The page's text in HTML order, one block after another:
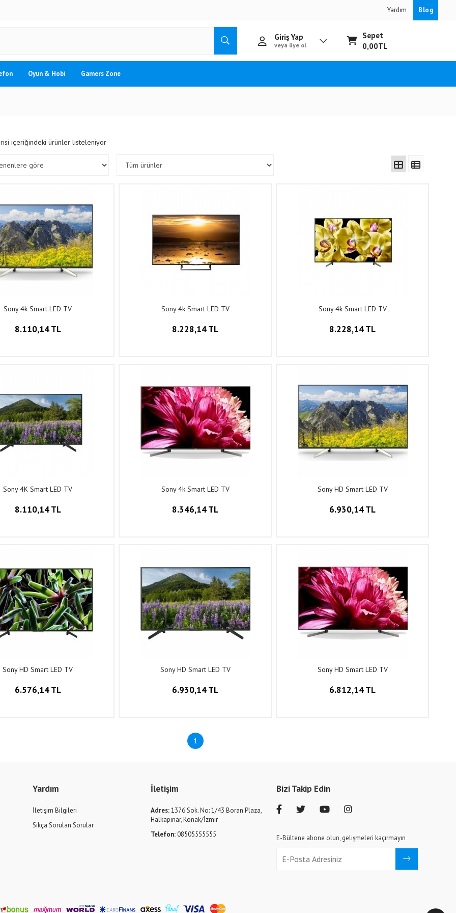
Yardım Blog
Giriş Yap
veya üye ol
Sepet
0,00TL
Oyun & Hobi Gamers Zone
içeriğindeki ürünler listeleniyor
Sony 4k Smart LED TV
8.110,14 TL
Sony 4k Smart LED TV
8.228,14 TL
Sony 4k Smart LED TV
8.228,14 TL
Sony 4K Smart LED TV
8.110,14 TL
Sony 4k Smart LED TV
8.346,14 TL
Sony HD Smart LED TV
6.930,14 TL
Sony HD Smart LED TV
6.576,14 TL
Sony HD Smart LED TV
6.930,14 TL
Sony HD Smart LED TV
6.812,14 TL
1
Yardım
İletişim Bilgileri
Sıkça Sorulan Sorular
İletişim
Adres:1376 Sok. No: 1/43 Boran Plaza,
Halkapınar, Konak/İzmir
Telefon: 08505555555
Bizi Takip Edin
E-Bültene abone olun, gelişmeleri kaçırmayın